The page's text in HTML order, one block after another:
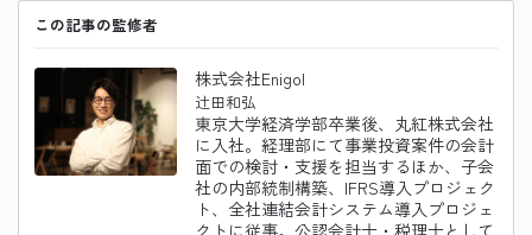
この記事の監修者
株式会社Enigol
辻田和弘
東京大学経済学部卒業後、丸紅株式会社
に入社。経理部にて事業投資案件の会計
面での検討・支援を担当するほか、子会
社の内部統制構築、IFRS導入プロジェク
ト、全社連結会計システム導入プロジェ